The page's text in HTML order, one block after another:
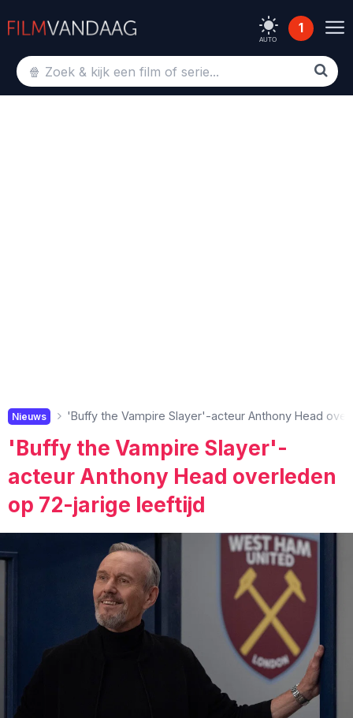
AUTO
1
Nieuws 'Buffy the Vampire Slayer'-acteur Anthony Head
'Buffy the Vampire Slayer'-
acteur Anthony Head overleden
op 72-jarige leeftijd